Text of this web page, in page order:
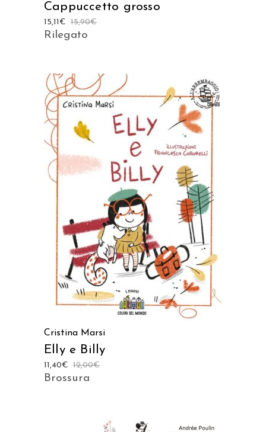
Cappuccetto grosso
15,90€
15,11 €
Rilegato
AGGIUNGI AL CARRELLO
Cristina Marsi
Elly e Billy
12,00€
11,40€
Brossura